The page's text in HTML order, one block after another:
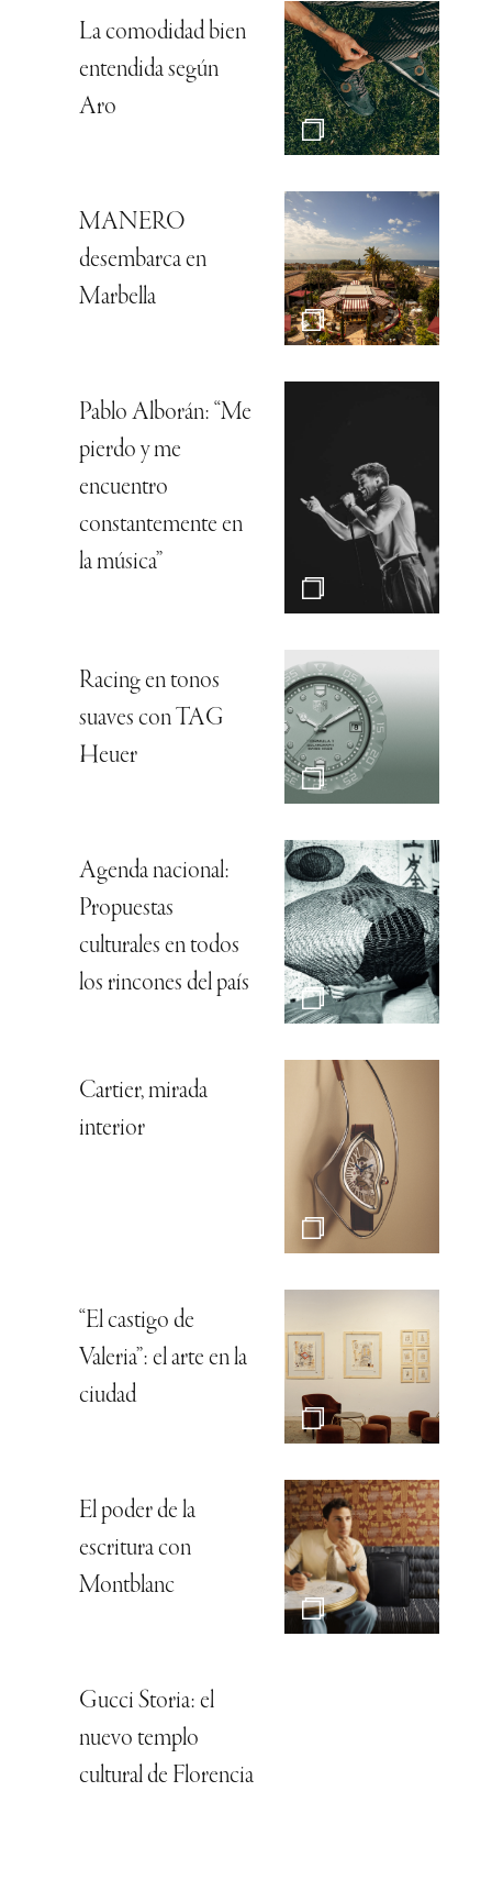
La comodidad bien
entendida según
Aro
MANERO
desembarca en
Marbella
Pablo Alborán: “Me
pierdo y me
encuentro
constantemente en
la música”
Racing en tonos
suaves con TAG
Heuer
Agenda nacional:
Propuestas
culturales en todos
los rincones del país
Cartier, mirada
interior
“El castigo de
Valeria”: el arte en la
ciudad
El poder de la
escritura con
Montblanc
Gucci Storia: el
nuevo templo
cultural de Florencia